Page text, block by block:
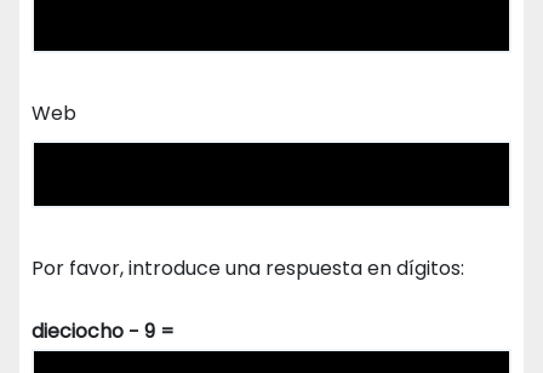
Web
Por favor, introduce una respuesta en dígitos:
dieciocho − 9 =